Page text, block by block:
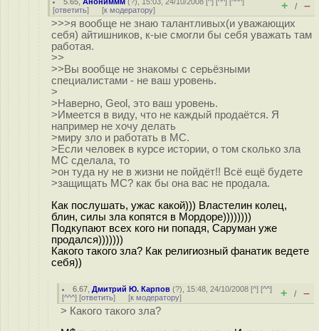
[ответить] [к модератору] + / –
>>>я вообще не знаю талантливых(и уважающих
себя) айтишников, к-ые смогли бы себя уважать там
работая.
>>
>>Вы вообще не знакомы с серьёзными
специалистами - не ваш уровень.
>
>Наверно, Geol, это ваш уровень.
>Имеется в виду, что не каждый продаётся. Я
например не хочу делать
>миру зло и работать в МС.
>Если человек в курсе истории, о том сколько зла
МС сделала, то
>он туда ну не в жизни не пойдёт!! Всё ещё будете
>защищать МС? как бы она вас не продала.
Как послушать, ужас какой))) Властелин колец,
блин, силы зла копятся в Мордоре))))))))
Подкупают всех кого ни попадя, Саруман уже
продался)))))))
Какого такого зла? Как религиозный фанатик ведете
себя))
6.67 ,Дмитрий Ю. Карпов (?), 15:48, 24/10/2008 [^] [^^]
[^^^] [ответить] [к модератору] + / –
> Какого такого зла?